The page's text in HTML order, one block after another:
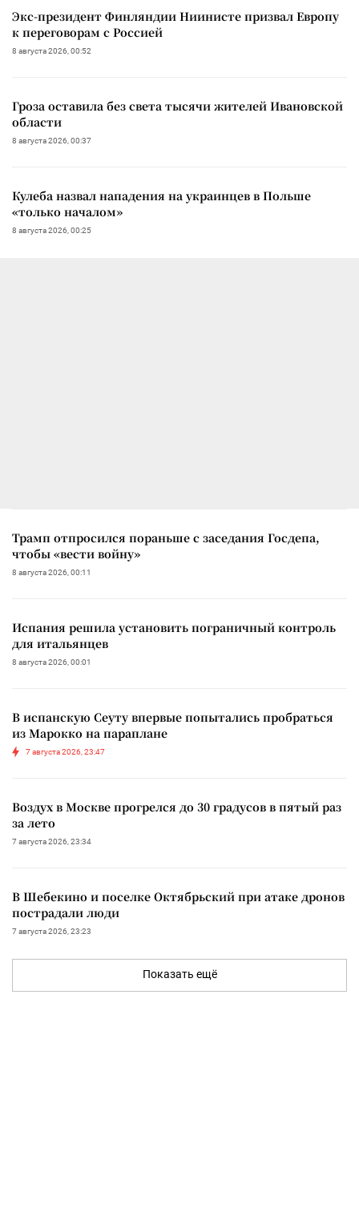
Экс-президент Финляндии Ниинисте призвал Европу
к переговорам с Россией
8 августа 2026, 00:52
Гроза оставила без света тысячи жителей Ивановской
области
8 августа 2026, 00:37
Кулеба назвал нападения на украинцев в Польше
«только началом»
8 августа 2026, 00:25
Трамп отпросился пораньше с заседания Госдепа,
чтобы «вести войну»
8 августа 2026, 00:11
Испания решила установить пограничный контроль
для итальянцев
8 августа 2026, 00:01
В испанскую Сеуту впервые попытались пробраться
из Марокко на параплане
7 августа 2026, 23:47
Воздух в Москве прогрелся до 30 градусов в пятый раз
за лето
7 августа 2026, 23:34
В Шебекино и поселке Октябрьский при атаке дронов
пострадали люди
7 августа 2026, 23:23
Показать ещё